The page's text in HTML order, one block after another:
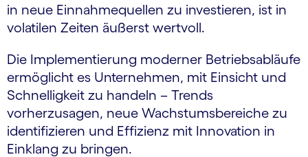
in neue Einnahmequellen zu investieren, ist in
volatilen Zeiten äußerst wertvoll.
Die Implementierung moderner Betriebsabläufe
ermöglicht es Unternehmen, mit Einsicht und
Schnelligkeit zu handeln – Trends
vorherzusagen, neue Wachstums­bereiche zu
identifizieren und Effizienz mit Innovation in
Einklang zu bringen.